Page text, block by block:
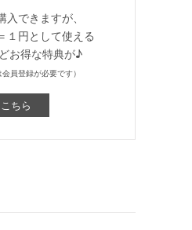
できますが、
１円として使える
お得な特典が♪
員登録が必要です）
ちら